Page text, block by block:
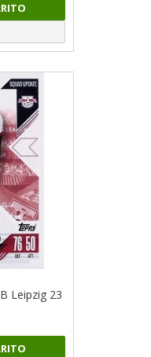
Leipzig 23